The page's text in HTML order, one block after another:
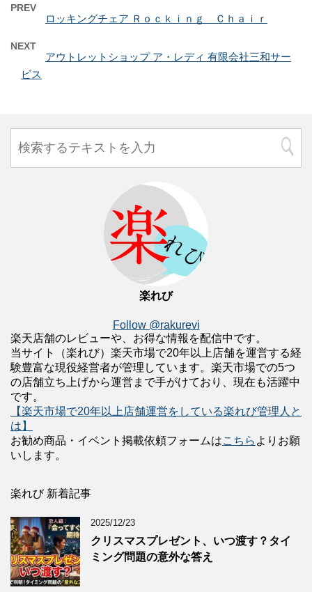
PREV
ロッキングチェア Ｒｏｃｋｉｎｇ Ｃｈａｉｒ
NEXT
アウトレットショップ ア・レディ 有限会社三和サー
ビス
楽れび
Follow @rakurevi
楽天店舗のレビューや、お得な情報を配信中です。
当サイト（楽れび）楽天市場で20年以上店舗を運営する経
験豊富な現役経営者が管理しています。楽天市場での5つ
の店舗立ち上げから運営まで手がけており、現在も活躍中
です。
【楽天市場で20年以上店舗運営をしている楽れび管理人と
は】
お勧め商品・イベント掲載依頼フォームはこちら よりお願
いします。
楽れび 新着記事
2025/12/23
クリスマスプレゼント、いつ渡す？タイ
ミング問題の意外な答え